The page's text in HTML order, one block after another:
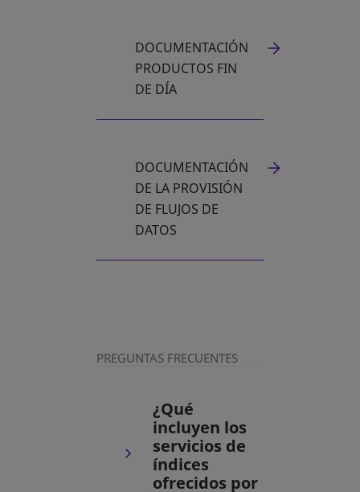
DOCUMENTACIÓN
PRODUCTOS FIN
DE DÍA
DOCUMENTACIÓN
DE LA PROVISIÓN
DE FLUJOS DE
DATOS
PREGUNTAS FRECUENTES
¿Qué
incluyen los
servicios de
índices
ofrecidos por